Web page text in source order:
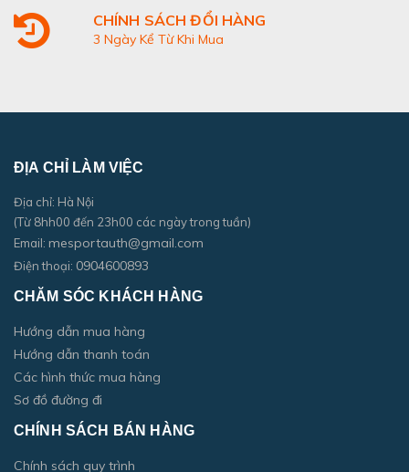
CHÍNH SÁCH ĐỔI HÀNG
3 Ngày Kể Từ Khi Mua
ĐỊA CHỈ LÀM VIỆC
Địa chỉ: Hà Nội
(Từ 8hh00 đến 23h00 các ngày trong tuần)
Email: mesportauth@gmail.com
Điện thoại: 0904600893
CHĂM SÓC KHÁCH HÀNG
Hướng dẫn mua hàng
Hướng dẫn thanh toán
Các hình thức mua hàng
Sơ đồ đường đi
CHÍNH SÁCH BÁN HÀNG
Chính sách quy trình